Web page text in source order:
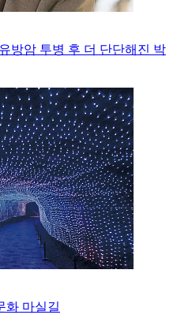
방암 투병 후 더 단단해진 박
화 마실길